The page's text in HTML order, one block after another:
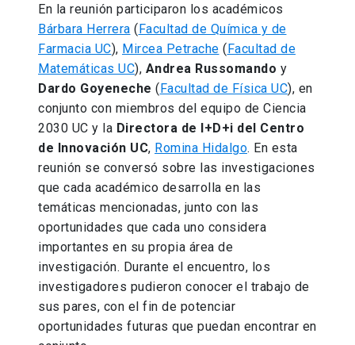
En la reunión participaron los académicos
Bárbara Herrera (Facultad de Química y de
Farmacia UC), Mircea Petrache (Facultad de
Matemáticas UC), Andrea Russomando y
Dardo Goyeneche (Facultad de Física UC), en
conjunto con miembros del equipo de Ciencia
2030 UC y la Directora de I+D+i del Centro
de Innovación UC, Romina Hidalgo. En esta
reunión se conversó sobre las investigaciones
que cada académico desarrolla en las
temáticas mencionadas, junto con las
oportunidades que cada uno considera
importantes en su propia área de
investigación. Durante el encuentro, los
investigadores pudieron conocer el trabajo de
sus pares, con el fin de potenciar
oportunidades futuras que puedan encontrar en